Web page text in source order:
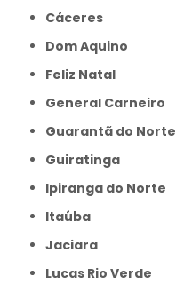
Cáceres
Dom Aquino
Feliz Natal
General Carneiro
Guarantã do Norte
Guiratinga
Ipiranga do Norte
Itaúba
Jaciara
Lucas Rio Verde